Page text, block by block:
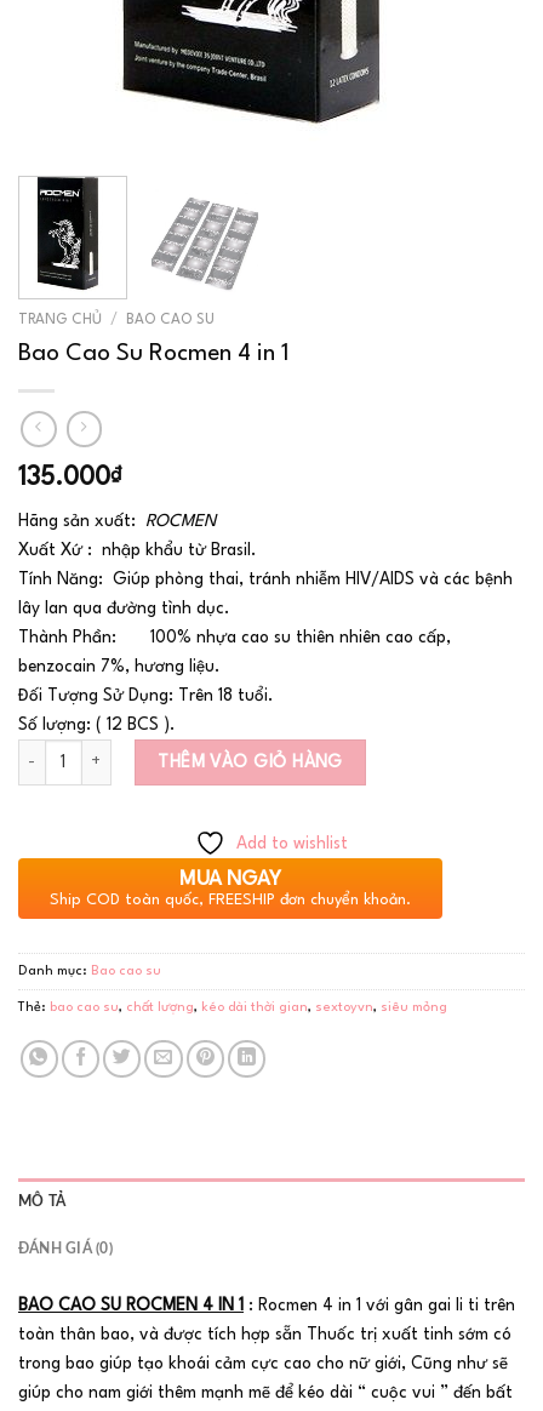
TRANG CHỦ / BAO CAO SU
Bao Cao Su Rocmen 4 in 1
135.000₫
Hãng sản xuất: ROCMEN
Xuất Xứ : nhập khẩu từ Brasil.
Tính Năng: Giúp phòng thai, tránh nhiễm HIV/AIDS và các bệnh
lây lan qua đường tình dục.
Thành Phần: 100% nhựa cao su thiên nhiên cao cấp,
benzocain 7%, hương liệu.
Đối Tượng Sử Dụng: Trên 18 tuổi.
Số lượng: ( 12 BCS ).
Số lượng
THÊM VÀO GIỎ HÀNG
Add to wishlist
MUA NGAY
Ship COD toàn quốc, FREESHIP đơn chuyển khoản.
Danh mục: Bao cao su
Thẻ: bao cao su, chất lượng, kéo dài thời gian, sextoyvn, siêu mỏng
MÔ TẢ
ĐÁNH GIÁ (0)
BAO CAO SU ROCMEN 4 IN 1 : Rocmen 4 in 1 với gân gai li ti trên
toàn thân bao, và được tích hợp sẵn Thuốc trị xuất tinh sớm có
trong bao giúp tạo khoái cảm cực cao cho nữ giới, Cũng như sẽ
giúp cho nam giới thêm mạnh mẽ để kéo dài “ cuộc vui ” đến bất